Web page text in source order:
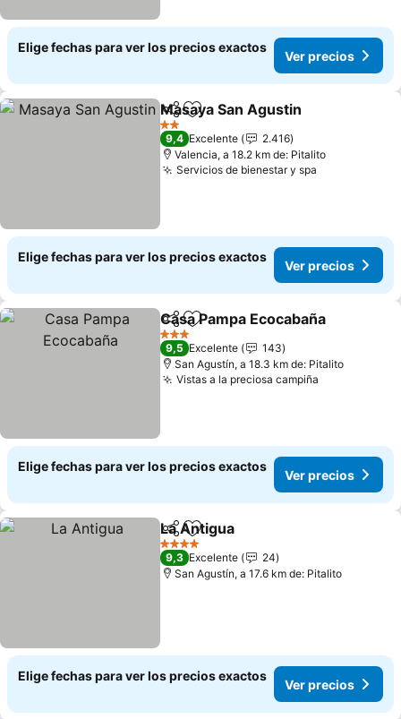
Elige fechas para ver los precios exactos
Ver precios
CompartirAgregar a favoritos
Masaya San Agustin
2 Estrellas
9,4 Excelente
2.416
Valencia, a 18.2 km de: Pitalito
Servicios de bienestar y spa
Elige fechas para ver los precios exactos
Ver precios
CompartirAgregar a favoritos
Casa Pampa Ecocabaña
3 Estrellas
9,5 Excelente
143
San Agustín, a 18.3 km de: Pitalito
Vistas a la preciosa campiña
Elige fechas para ver los precios exactos
Ver precios
CompartirAgregar a favoritos
La Antigua
4 Estrellas
9,3 Excelente
24
San Agustín, a 17.6 km de: Pitalito
Elige fechas para ver los precios exactos
Ver precios